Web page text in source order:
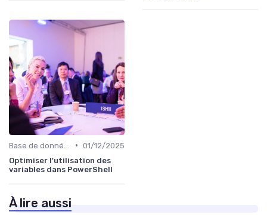
• 01/12/2025
Optimiser l'utilisation des
variables dans PowerShell
À lire aussi